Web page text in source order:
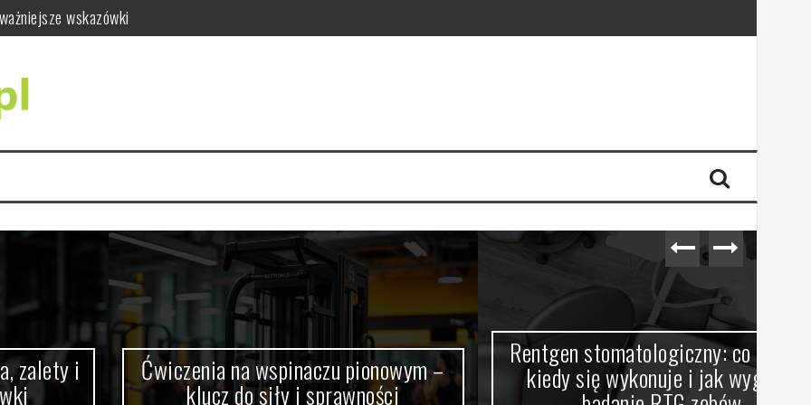
siły i sprawności
i jak bezpiecznie ćwiczyć
w praktyce
i drzwi do łazienki
Ćwiczenia na wspinaczu pionowym –
klucz do siły i sprawności
Rentgen stomatologiczny: co to jest,
kiedy się wykonuje i jak wygląda